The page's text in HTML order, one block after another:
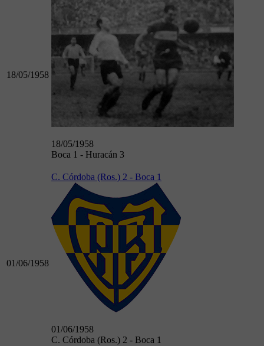
18/05/1958
18/05/1958
Boca 1 - Huracán 3
01/06/1958
C. Córdoba (Ros.) 2 - Boca 1
01/06/1958
C. Córdoba (Ros.) 2 - Boca 1